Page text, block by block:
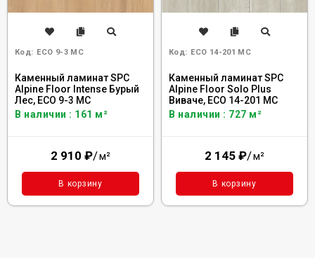
Код: ECO 9-3 MC
Каменный ламинат SPC
Alpine Floor Intense Бурый
Лес, ECO 9-3 MC
В наличии : 161 м²
2 910 ₽/м²
В корзину
Код: ECO 14-201 MC
Каменный ламинат SPC
Alpine Floor Solo Plus
Виваче, ЕСО 14-201 MC
В наличии : 727 м²
2 145 ₽/м²
В корзину